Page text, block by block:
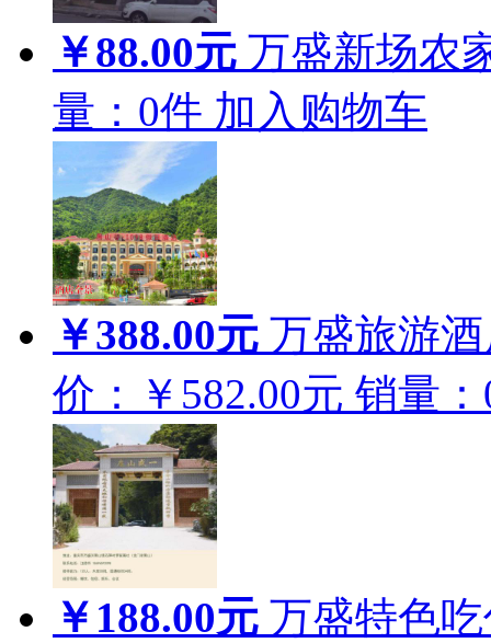
￥88.00元 万盛新场农
量： 0件 加入购物车
￥388.00元 万盛旅游
价：￥582.00元 销量：
￥188.00元 万盛特色